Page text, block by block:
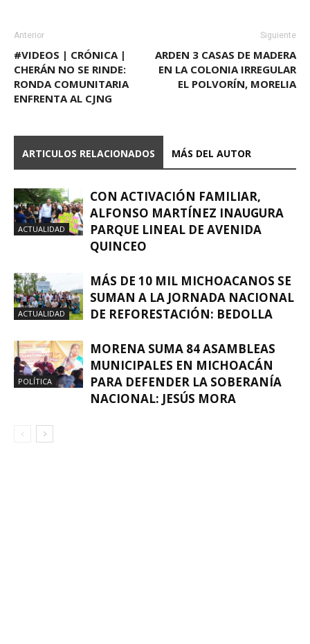
Anterior
#VIDEOS | CRÓNICA |
CHERÁN NO SE RINDE:
RONDA COMUNITARIA
ENFRENTA AL CJNG
Siguiente
ARDEN 3 CASAS DE MADERA
EN LA COLONIA IRREGULAR
EL POLVORÍN, MORELIA
ARTICULOS RELACIONADOS MÁS DEL AUTOR
ACTUALIDAD
CON ACTIVACIÓN FAMILIAR,
ALFONSO MARTÍNEZ INAUGURA
PARQUE LINEAL DE AVENIDA
QUINCEO
ACTUALIDAD
MÁS DE 10 MIL MICHOACANOS SE
SUMAN A LA JORNADA NACIONAL
DE REFORESTACIÓN: BEDOLLA
POLÍTICA
MORENA SUMA 84 ASAMBLEAS
MUNICIPALES EN MICHOACÁN
PARA DEFENDER LA SOBERANÍA
NACIONAL: JESÚS MORA